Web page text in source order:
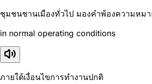
ชุมชนชานเมืองทั่วไป มองคำพ้องความหม
in normal operating conditions
ภายใต้เงื่อนไขการทำงานปกติ